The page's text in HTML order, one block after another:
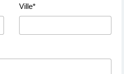
Ville*